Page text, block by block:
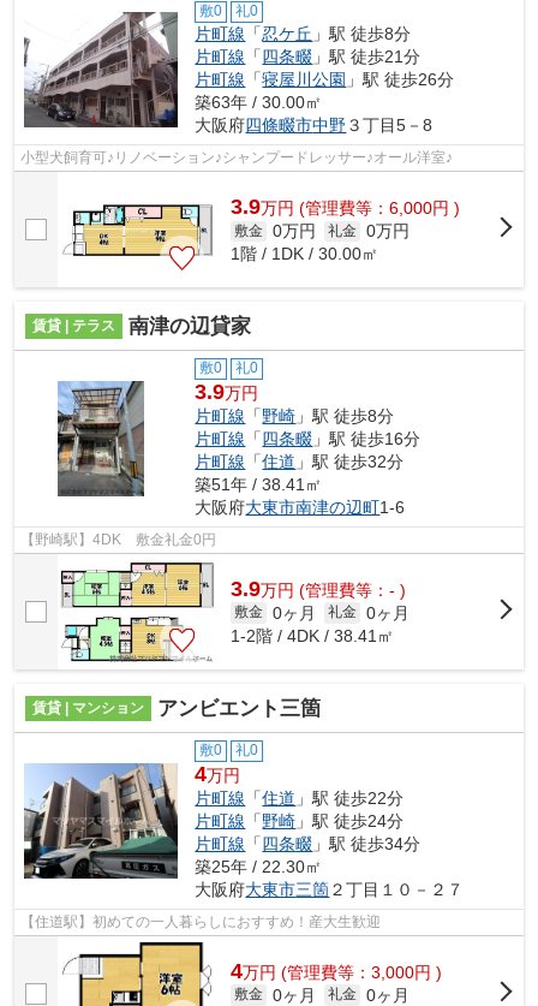
敷0 礼0
片町線 「忍ケ丘 」駅 徒歩8分
片町線 「四条畷 」駅 徒歩21分
片町線 「寝屋川公園 」駅 徒歩26分
築63年 / 30.00㎡
大阪府四條畷市中野３丁目5－8
小型犬飼育可♪リノベーション♪シャンプードレッサー♪オール洋室♪
3.9万円 (管理費等：6,000円 )
敷金 0万円 礼金 0万円
1階 / 1DK / 30.00㎡
賃貸 | テラス 南津の辺貸家
敷0 礼0
3.9万円
片町線 「野崎 」駅 徒歩8分
片町線 「四条畷 」駅 徒歩16分
片町線 「住道 」駅 徒歩32分
築51年 / 38.41㎡
大阪府大東市南津の辺町1-6
【野崎駅】4DK 敷金礼金0円
3.9万円 (管理費等：- )
敷金 0ヶ月 礼金 0ヶ月
1-2階 / 4DK / 38.41㎡
賃貸 | マンション アンビエント三箇
敷0 礼0
4万円
片町線 「住道 」駅 徒歩22分
片町線 「野崎 」駅 徒歩24分
片町線 「四条畷 」駅 徒歩34分
築25年 / 22.30㎡
大阪府大東市三箇２丁目１０－２７
【住道駅】初めての一人暮らしにおすすめ！産大生歓迎
4万円 (管理費等：3,000円 )
敷金 0ヶ月 礼金 0ヶ月